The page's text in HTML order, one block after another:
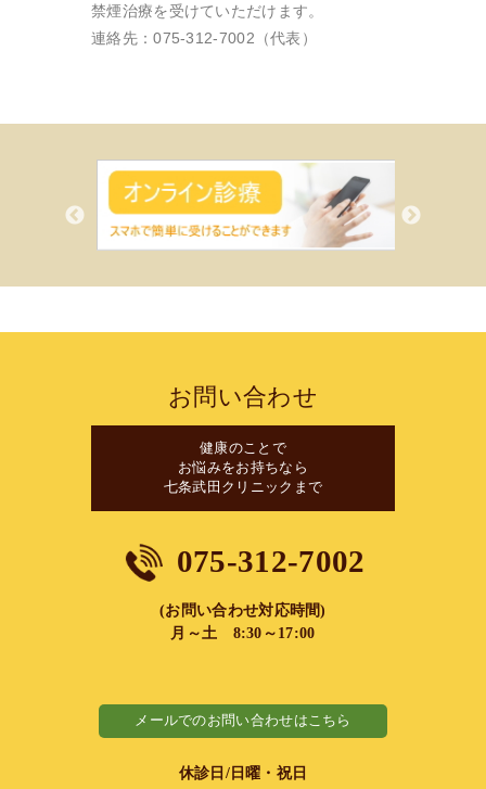
禁煙治療を受けていただけます。
連絡先：075-312-7002（代表）
お問い合わせ
健康のことで
お悩みをお持ちなら
七条武田クリニックまで
075-312-7002
(お問い合わせ対応時間)
月～土 8:30～17:00
メールでのお問い合わせはこちら
休診日/日曜・祝日